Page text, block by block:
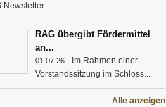
Newsletter...
RAG übergibt Fördermittel
an...
01.07.26 - Im Rahmen einer
Vorstandssitzung im Schloss...
Alle anzeigen